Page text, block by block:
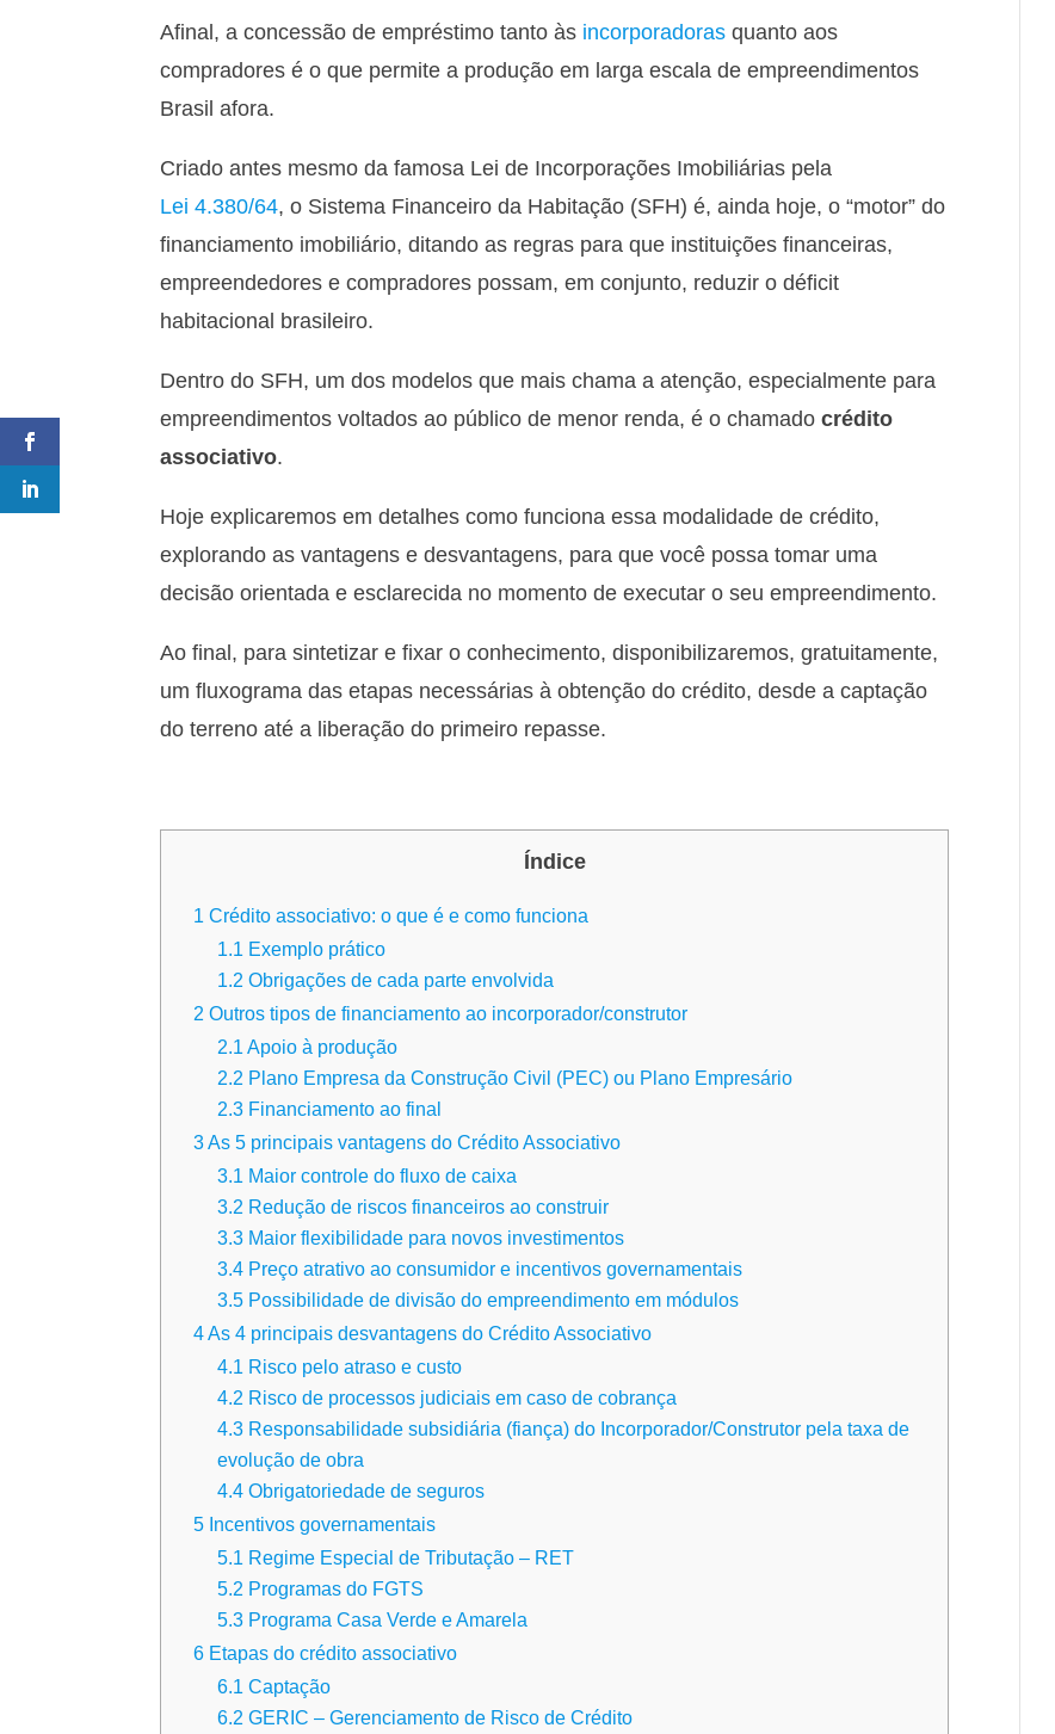
Afinal, a concessão de empréstimo tanto às incorporadoras quanto aos
compradores é o que permite a produção em larga escala de empreendimentos
Brasil afora.
Criado antes mesmo da famosa Lei de Incorporações Imobiliárias pela
Lei 4.380/64, o Sistema Financeiro da Habitação (SFH) é, ainda hoje, o “motor” do
financiamento imobiliário, ditando as regras para que instituições financeiras,
empreendedores e compradores possam, em conjunto, reduzir o déficit
habitacional brasileiro.
Dentro do SFH, um dos modelos que mais chama a atenção, especialmente para
empreendimentos voltados ao público de menor renda, é o chamadocrédito
associativo.
Hoje explicaremos em detalhes como funciona essa modalidade de crédito,
explorando as vantagens e desvantagens, para que você possa tomar uma
decisão orientada e esclarecida no momento de executar o seu empreendimento.
Ao final, para sintetizar e fixar o conhecimento, disponibilizaremos, gratuitamente,
um fluxograma das etapas necessárias à obtenção do crédito, desde a captação
do terreno até a liberação do primeiro repasse.
Índice
1 Crédito associativo: o que é e como funciona
1.1 Exemplo prático
1.2 Obrigações de cada parte envolvida
2 Outros tipos de financiamento ao incorporador/construtor
2.1 Apoio à produção
2.2 Plano Empresa da Construção Civil (PEC) ou Plano Empresário
2.3Financiamento ao final
3As 5 principais vantagens do Crédito Associativo
3.1 Maior controle do fluxo de caixa
3.2 Redução de riscos financeiros ao construir
3.3Maior flexibilidade para novos investimentos
3.4Preço atrativo ao consumidor e incentivos governamentais
3.5Possibilidade de divisão do empreendimento em módulos
4As 4 principais desvantagens do Crédito Associativo
4.1 Risco pelo atraso e custo
4.2 Risco de processos judiciais em caso de cobrança
4.3Responsabilidade subsidiária (fiança) do Incorporador/Construtor pela taxa de
evolução de obra
4.4Obrigatoriedade de seguros
5Incentivos governamentais
5.1 Regime Especial de Tributação – RET
5.2 Programas do FGTS
5.3Programa Casa Verde e Amarela
6Etapas do crédito associativo
6.1 Captação
6.2 GERIC – Gerenciamento de Risco de Crédito